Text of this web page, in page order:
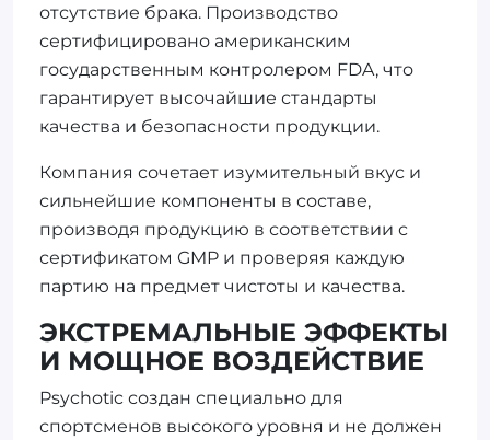
отсутствие брака. Производство
сертифицировано американским
государственным контролером FDA, что
гарантирует высочайшие стандарты
качества и безопасности продукции.
Компания сочетает изумительный вкус и
сильнейшие компоненты в составе,
производя продукцию в соответствии с
сертификатом GMP и проверяя каждую
партию на предмет чистоты и качества.
ЭКСТРЕМАЛЬНЫЕ ЭФФЕКТЫ
И МОЩНОЕ ВОЗДЕЙСТВИЕ
Psychotic создан специально для
спортсменов высокого уровня и не должен